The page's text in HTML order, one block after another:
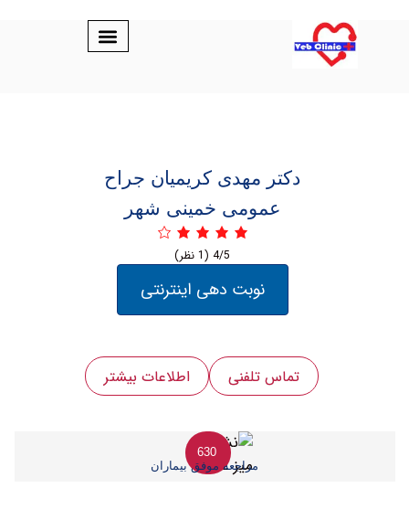
دکتر مهدی کریمیان جراح
عمومی خمینی شهر
نوبت دهی اینترنتی
تماس تلفنی اطلاعات بیشتر
مراجعه موفق بیماران